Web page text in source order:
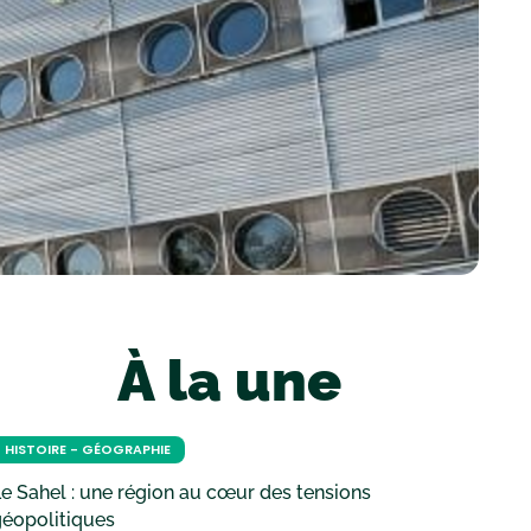
À la une
HISTOIRE - GÉOGRAPHIE
Sahel : une région au cœur des tensions